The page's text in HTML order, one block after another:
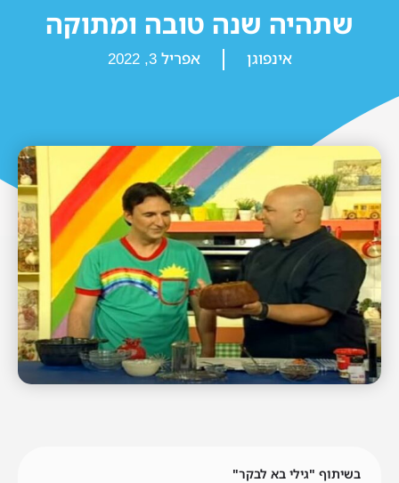
שתהיה שנה טובה ומתוקה
אינפוגן אפריל 3, 2022
בשיתוף "גילי בא לבקר"